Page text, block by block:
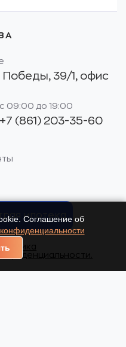
39/1, офис
с 09:00 до 19:00
+7 (861) 203-35-60
ипотека
Соглашение об